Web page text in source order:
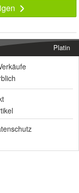
Platin